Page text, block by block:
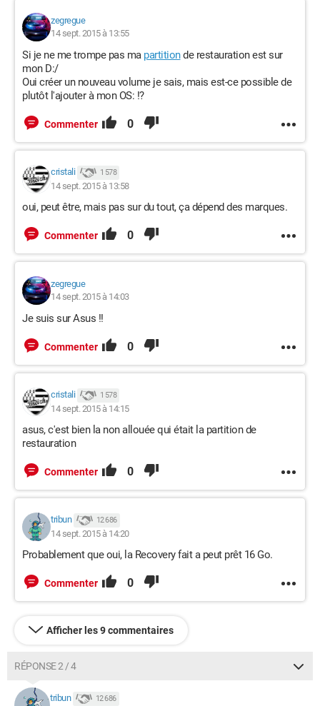
zegregue
14 sept. 2015 à 13:55
Si je ne me trompe pas ma partitionde restauration est sur
mon D:/
Oui créer un nouveau volume je sais, mais est-ce possible de
plutôt l'ajouter à mon OS: !?
Commenter 0
cristali 1 578
14 sept. 2015 à 13:58
oui, peut être, mais pas sur du tout, ça dépend des marques.
Commenter 0
zegregue
14 sept. 2015 à 14:03
Je suis sur Asus !!
Commenter 0
cristali 1 578
14 sept. 2015 à 14:15
asus, c'est bien la non allouée qui était la partition de
restauration
Commenter 0
tribun 12 686
14 sept. 2015 à 14:20
Probablement que oui, la Recovery fait a peut prêt 16 Go.
Commenter 0
Afficher les 9 commentaires
RÉPONSE 2 / 4
tribun 12 686